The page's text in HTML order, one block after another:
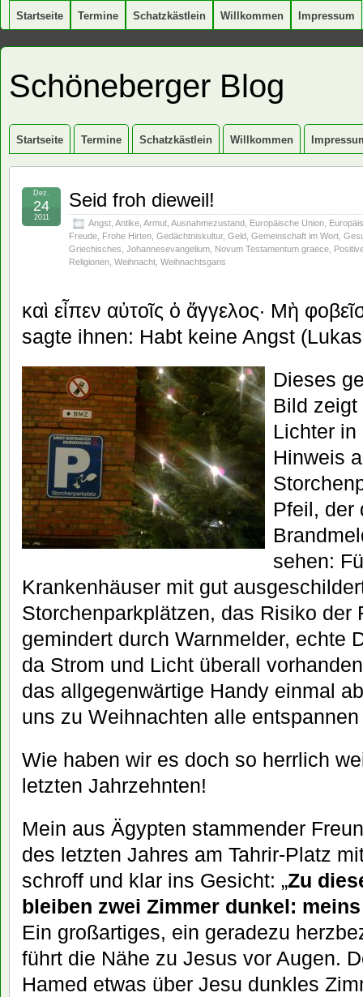
Startseite Termine Schatzkästlein Willkommen Impressum
Schöneberger Blog
Startseite Termine Schatzkästlein Willkommen
Seid froh dieweil!
Angst Antike Armut Ausnahmezustand Europäische Union
Freude Frohe Hirten Gedächtniskultur, Geld Gemeinschaft im Wort
Griechisches Johannesevangelium Novum Testamentum graece
Religionen Weihnacht Weihnachtsgans
Dez.
24
2011
καὶ εἶπεν αὐτοῖς ὁ ἄγγελος· Μὴ
sagte ihnen: Habt keine Angst
Dieses
Bild
Lichter
Hinweis
Pfeil, der
sehen:
Krankenhäuser mit gut
Storchenparkplätzen, das Risiko der
gemindert durch Warnmelder, echte
da Strom und Licht überall
das allgegenwärtige Handy einmal
uns zu Weihnachten alle
Wie haben wir es doch so herrlich
letzten Jahrzehnten!
Mein aus Ägypten stammender
des letzten Jahres am Tahrir-Platz
schroff und klar ins Gesicht: „Zu
bleiben zwei Zimmer dunkel:
Ein großartiges, ein geradezu
führt die Nähe zu Jesus vor Augen.
Hamed etwas über Jesu dunkles